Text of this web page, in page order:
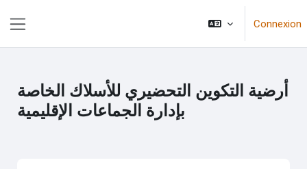
Connexion
أرضية التكوين التحضيري للأسلاك الخاصة
بإدارة الجماعات الإقليمية